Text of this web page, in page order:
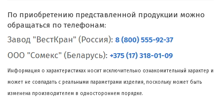
По приобретению представленной продукции можно
обращаться по телефонам:
Информация о характеристиках носит исключительно ознакомительный характер и
может не совпадать с реальными параметрами изделия, поскольку может быть
изменена производителем в одностороннем порядке.